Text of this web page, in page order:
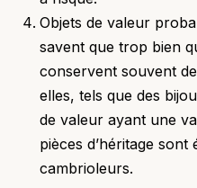
Objets de valeur
savent que trop bien
conservent souvent
elles, tels que des
de valeur ayant une
pièces d’héritage sont
cambrioleurs.